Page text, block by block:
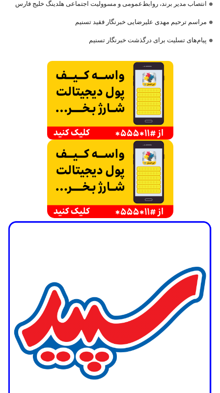
انتصاب مدیر برند، روابط‌عمومی و مسوولیت اجتماعی هلدینگ خلیج فارس
مراسم ترحیم مهدی علیرضایی خبرنگار فقید تسنیم
پیام‌های تسلیت برای درگذشت خبرنگار تسنیم